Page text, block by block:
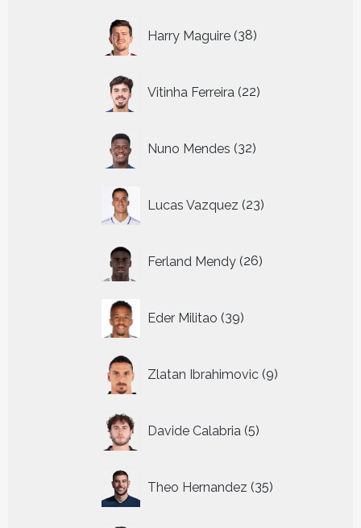
Harry Maguire 38
producten
Vitinha Ferreira 22
producten
Nuno Mendes 32
producten
Lucas Vazquez 23
producten
Ferland Mendy 26
producten
Eder Militao 39
producten
Zlatan Ibrahimovic 9
producten
Davide Calabria 5
producten
Theo Hernandez 35
producten